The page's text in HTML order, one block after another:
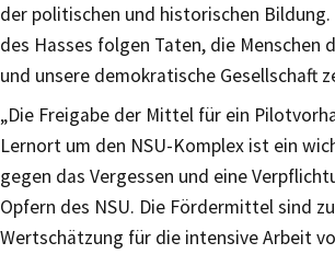
der politischen und historischen Bildung.
des Hasses folgen Taten, die Menschen
und unsere demokratische Gesellschaft
„Die Freigabe der Mittel für ein
Lernort um den NSU-Komplex ist ein
gegen das Vergessen und eine
Opfern des NSU. Die Fördermittel sind
Wertschätzung für die intensive Arbeit